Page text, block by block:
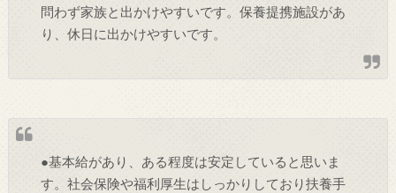
問わず家族と出かけやすいです。保養提携施設があ
り、休日に出かけやすいです。
●基本給があり、ある程度は安定していると思いま
す。社会保険や福利厚生はしっかりしており扶養手